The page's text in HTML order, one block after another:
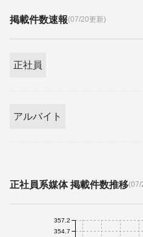
掲載件数速報(07/20更新)
正社員
アルバイト
正社員系媒体 掲載件数推移(07/
354.7
357.2